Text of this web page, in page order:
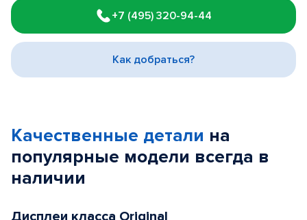
1
of
3
+7 (495) 320-94-44
Как добраться?
Качественные детали на
популярные модели всегда в
наличии
Дисплеи класса Original